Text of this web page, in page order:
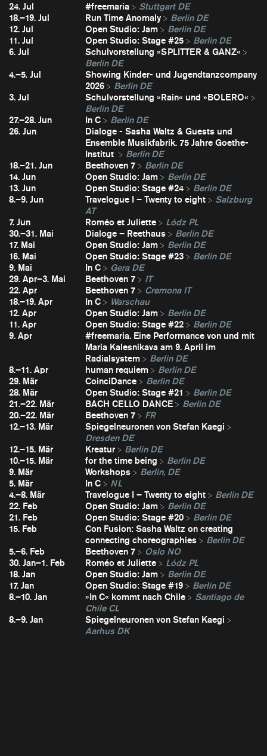
24. Jul #freemaria
Stuttgart DE
18.–19. Jul
Run Time Anomaly
Berlin DE
12. Jul
Open Studio: Jam
Berlin DE
11. Jul
Open Studio: Stage #25
Berlin DE
6. Jul
Schulvorstellung »SPLITTER & GANZ«
Berlin DE
4.–5. Jul
Showing Kinder- und Jugendtanzcompany
2026
Berlin DE
3. Jul
Schulvorstellung »Rain« und »BOLERO«
Berlin DE
27.–28. Jun
In C
Berlin DE
26. Jun
Dialoge - Sasha Waltz & Guests und
Ensemble Musikfabrik. 75 Jahre Goethe-
Institut
Berlin DE
18.–21. Jun
Beethoven 7
Berlin DE
14. Jun
Open Studio: Jam
Berlin DE
13. Jun
Open Studio: Stage #24
Berlin DE
8.–9. Jun
Travelogue I – Twenty to eight
Salzburg
AT
7. Jun
Roméo et Juliette
Lódz PL
30.–31. Mai
Dialoge – Reethaus
Berlin DE
17. Mai
Open Studio: Jam
Berlin DE
16. Mai
Open Studio: Stage #23
Berlin DE
9. Mai
In C
Gera DE
29. Apr–3. Mai
Beethoven 7
IT
22. Apr
Beethoven 7
Cremona IT
18.–19. Apr
In C
Warschau
12. Apr
Open Studio: Jam
Berlin DE
11. Apr
Open Studio: Stage #22
Berlin DE
9. Apr
#freemaria. Eine Performance von und mit
Maria Kalesnikava am 9. April im
Radialsystem
Berlin DE
8.–11. Apr
human requiem
Berlin DE
29. Mär
CoinciDance
Berlin DE
28. Mär
Open Studio: Stage #21
Berlin DE
21.–22. Mär
BACH CELLO DANCE
Berlin DE
20.–22. Mär
Beethoven 7
FR
12.–13. Mär
Spiegelneuronen von Stefan Kaegi
Dresden DE
12.–15. Mär
Kreatur
Berlin DE
10.–15. Mär
for the time being
Berlin DE
9. Mär
Workshops
Berlin, DE
5. Mär
In C
NL
4.–8. Mär
Travelogue I – Twenty to eight
Berlin DE
22. Feb
Open Studio: Jam
Berlin DE
21. Feb
Open Studio: Stage #20
Berlin DE
15. Feb
Con Fusion: Sasha Waltz on creating
connecting choreographies
Berlin DE
5.–6. Feb
Beethoven 7
Oslo NO
30. Jan–1. Feb
Roméo et Juliette
Lódz PL
18. Jan
Open Studio: Jam
Berlin DE
17. Jan
Open Studio: Stage #19
Berlin DE
8.–10. Jan
»In C« kommt nach Chile
Santiago de
Chile CL
8.–9. Jan
Spiegelneuronen von Stefan Kaegi
Aarhus DK